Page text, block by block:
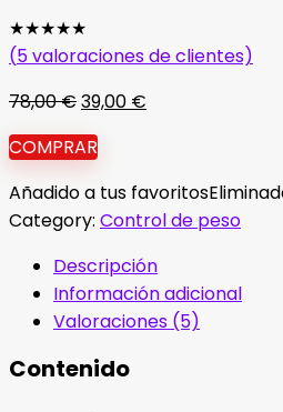
★★★★★
(5valoraciones de clientes)
78,00€El
precio
original
era:
78,00 €.
39,00 €
es:
39,00 €.
COMPRAR
Añadido a tus favoritos
Category: Control de peso
Descripción
Información adicional
Valoraciones (5)
Contenido